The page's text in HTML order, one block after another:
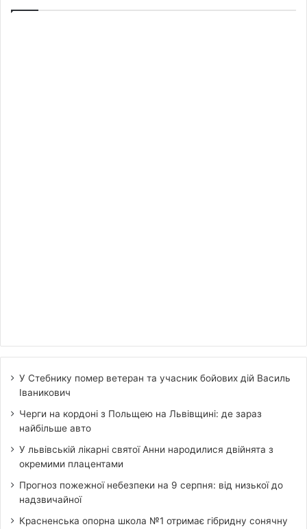
У Стебнику помер ветеран та учасник бойових дій Василь
Іваникович
Черги на кордоні з Польщею на Львівщині: де зараз
найбільше авто
У львівській лікарні святої Анни народилися двійнята з
окремими плацентами
Прогноз пожежної небезпеки на 9 серпня: від низької до
надзвичайної
Красненська опорна школа №1 отримає гібридну сонячну